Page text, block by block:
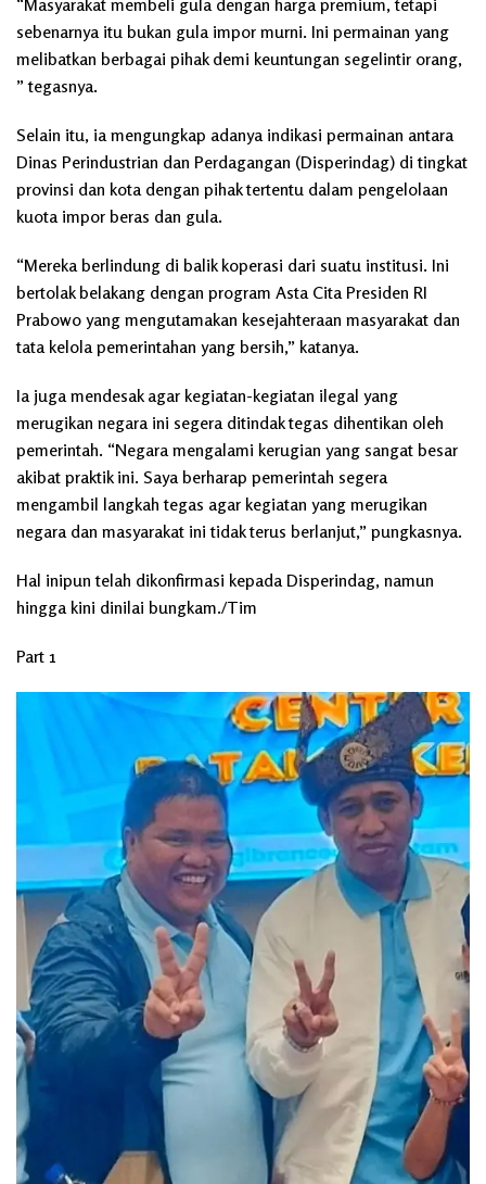
sebenarnya itu bukan gula impor murni. Ini permainan yang
melibatkan berbagai pihak demi keuntungan segelintir orang,
” tegasnya.
Selain itu, ia mengungkap adanya indikasi permainan antara
Dinas Perindustrian dan Perdagangan (Disperindag) di tingkat
provinsi dan kota dengan pihak tertentu dalam pengelolaan
kuota impor beras dan gula.
“Mereka berlindung di balik koperasi dari suatu institusi. Ini
bertolak belakang dengan program Asta Cita Presiden RI
Prabowo yang mengutamakan kesejahteraan masyarakat dan
tata kelola pemerintahan yang bersih,” katanya.
Ia juga mendesak agar kegiatan-kegiatan ilegal yang
merugikan negara ini segera ditindak tegas dihentikan oleh
pemerintah. “Negara mengalami kerugian yang sangat besar
akibat praktik ini. Saya berharap pemerintah segera
mengambil langkah tegas agar kegiatan yang merugikan
negara dan masyarakat ini tidak terus berlanjut,” pungkasnya.
Hal inipun telah dikonfirmasi kepada Disperindag, namun
hingga kini dinilai bungkam./Tim
Part 1